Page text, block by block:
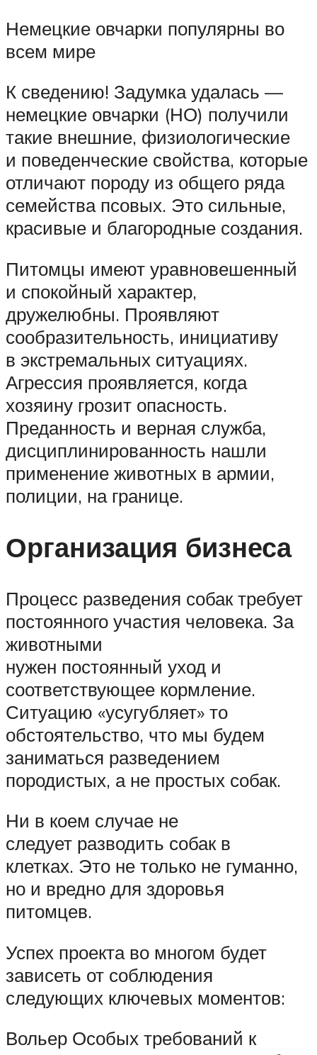
Немецкие овчарки популярны во
всем мире
К сведению! Задумка удалась —
немецкие овчарки (НО) получили
такие внешние, физиологические
и поведенческие свойства, которые
отличают породу из общего ряда
семейства псовых. Это сильные,
красивые и благородные создания.
Питомцы имеют уравновешенный
и спокойный характер,
дружелюбны. Проявляют
сообразительность, инициативу
в экстремальных ситуациях.
Агрессия проявляется, когда
хозяину грозит опасность.
Преданность и верная служба,
дисциплинированность нашли
применение животных в армии,
полиции, на границе.
Организация бизнеса
Процесс разведения собак требует
постоянного участия человека. За
животными
нужен постоянный уход и
соответствующее кормление.
Ситуацию «усугубляет» то
обстоятельство, что мы будем
заниматься разведением
породистых, а не простых собак.
Ни в коем случае не
следует разводить собак в
клетках. Это не только не гуманно,
но и вредно для здоровья
питомцев.
Успех проекта во многом будет
зависеть от соблюдения
следующих ключевых моментов:
Вольер Особых требований к